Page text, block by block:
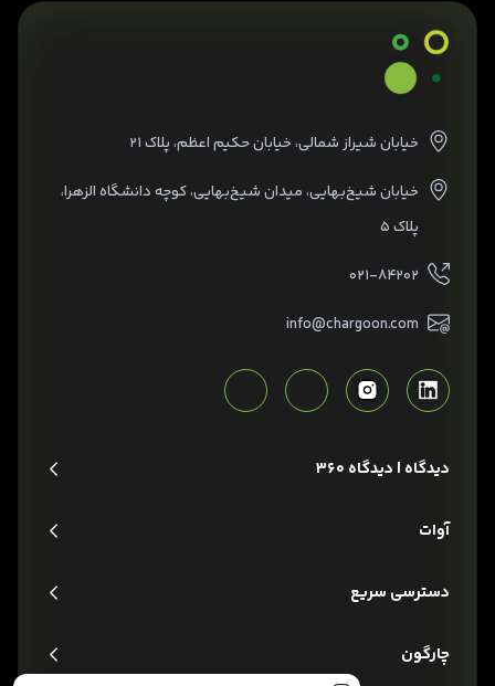
خیابان شیراز شمالی، خیابان حکیم اعظم، پلاک ۲۱
خیابان شیخ‌بهایی، میدان شیخ‌بهایی، کوچه دانشگاه الزهرا،
پلاک ۵
۰۲۱-۸۴۲۰۲
info@chargoon.com
دیدگاه | دیدگاه 360
آوات
دسترسی سریع
چارگون